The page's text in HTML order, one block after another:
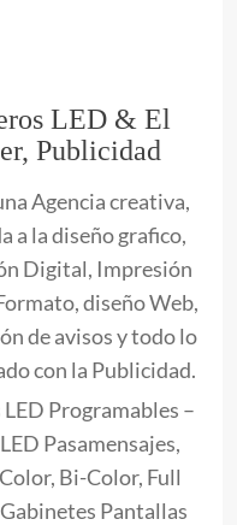
LED & El
Publicidad
Agencia creativa,
a la diseño grafico,
Digital, Impresión
diseño Web,
de avisos y todo lo
con la Publicidad.
Programables –
Pasamensajes,
Bi-Color, Full
Pantallas